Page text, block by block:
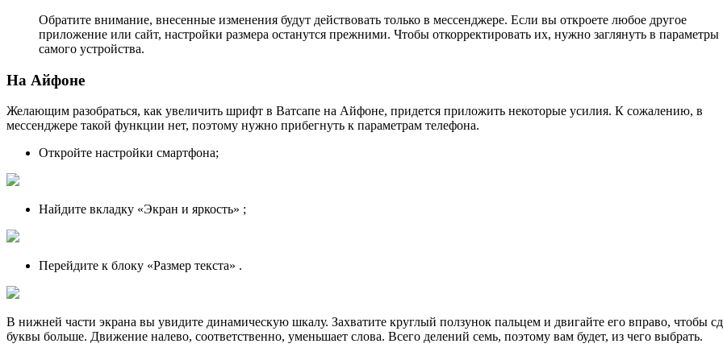
Обратите внимание, внесенные изменения будут действовать только в мессенджере. Если вы откроете любое другое
приложение или сайт, настройки размера останутся прежними. Чтобы откорректировать их, нужно заглянуть в параметры
самого устройства.
На Айфоне
Желающим разобраться, как увеличить шрифт в Ватсапе на Айфоне, придется приложить некоторые усилия. К сожалению, в
мессенджере такой функции нет, поэтому нужно прибегнуть к параметрам телефона.
Откройте настройки смартфона;
Найдите вкладку «Экран и яркость» ;
Перейдите к блоку «Размер текста» .
В нижней части экрана вы увидите динамическую шкалу. Захватите круглый ползунок пальцем и двигайте его вправо, чтобы
буквы больше. Движение налево, соответственно, уменьшает слова. Всего делений семь, поэтому вам будет, из чего выбрать.